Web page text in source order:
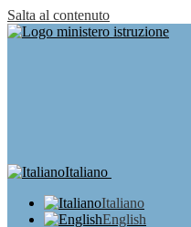
Salta al contenuto
Italiano
Italiano
English